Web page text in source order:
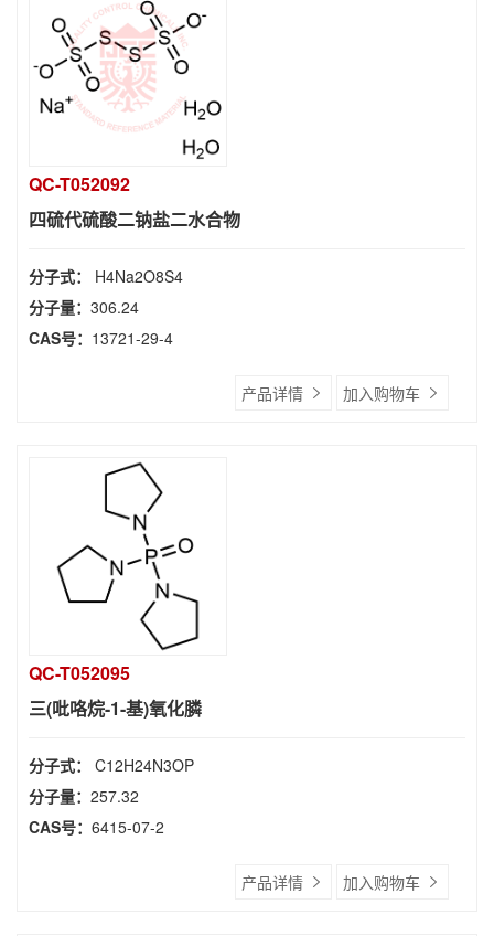
QC-T052092
四硫代硫酸二钠盐二水合物
分子式： H4Na2O8S4
分子量： 306.24
CAS号： 13721-29-4
产品详情 加入购物车
QC-T052095
三(吡咯烷-1-基)氧化膦
分子式： C12H24N3OP
分子量： 257.32
CAS号： 6415-07-2
产品详情 加入购物车